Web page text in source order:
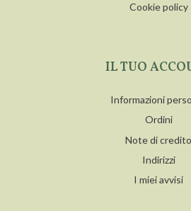
Cookie policy
IL TUO
Informazioni
Ordini
Note di credito
Indirizzi
I miei avvisi